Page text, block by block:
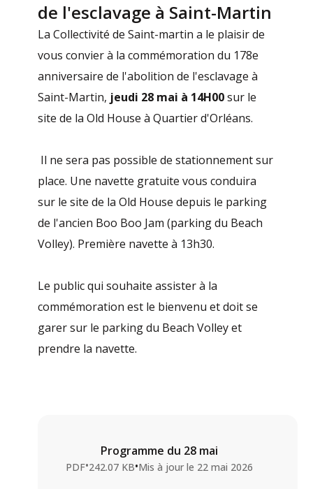
de l'esclavage à Saint-Martin
La Collectivité de Saint-martin a le plaisir de
vous convier à la commémoration du 178e
anniversaire de l'abolition de l'esclavage à
Saint-Martin, jeudi 28 mai à 14H00sur le
site de la Old House à Quartier d'Orléans.
Il ne sera pas possible de stationnement sur
place. Une navette gratuite vous conduira
sur le site de la Old House depuis le parking
de l'ancien Boo Boo Jam (parking du Beach
Volley). Première navette à 13h30.
Le public qui souhaite assister à la
commémoration est le bienvenu et doit se
garer sur le parking du Beach Volley et
prendre la navette.
Programme du 28 mai
PDF•242.07 KB•Mis à jour le 22 mai 2026